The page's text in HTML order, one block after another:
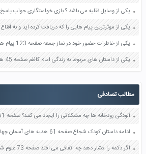
یکی از وسایل نقلیه می باشد ؟ بازی خواستگاری جواب پاسخ
یکی از خاطرات حضور خود در نماز جمعه صفحه 123 پیام های آسمان هفتم
یکی از داستان های مربوط به زندگی امام کاظم صفحه 45 هدیه های آسمان چهارم
مطالب تصادفی
آلودگی رودخانه ها چه مشکلاتی را ایجاد می کنند؟ صفحه 51 علوم هفتم
ادامه داستان کودک شجاع صفحه 61 هدیه های آسمان چهارم
اگر دکمه را فشار دهد چه اتفاقی می افتد صفحه 73 علوم ششم